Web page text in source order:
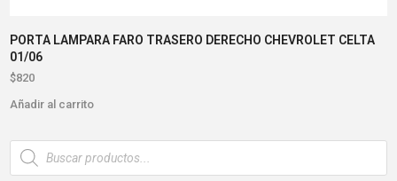
PORTA LAMPARA FARO TRASERO DERECHO CHEVROLET CELTA
01/06
$820
Añadir al carrito
Búsqueda
de
productos